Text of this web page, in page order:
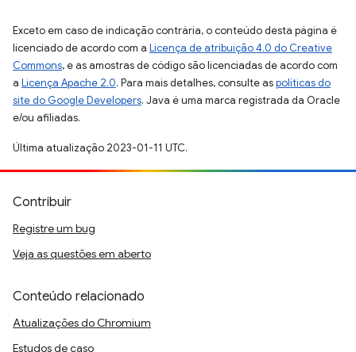
Exceto em caso de indicação contrária, o conteúdo desta página é
licenciado de acordo com a Licença de atribuição 4.0 do Creative
Commons, e as amostras de código são licenciadas de acordo com
a Licença Apache 2.0. Para mais detalhes, consulte aspolíticas do
site do Google Developers. Java é uma marca registrada da Oracle
e/ou afiliadas.
Última atualização 2023-01-11 UTC.
Contribuir
Registre um bug
Veja as questões em aberto
Conteúdo relacionado
Atualizações do Chromium
Estudos de caso